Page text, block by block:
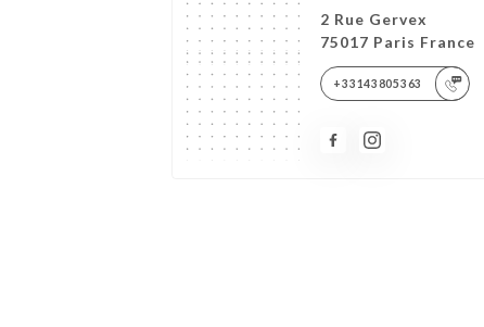
2 Rue Gervex
75017 Paris France
+33143805363